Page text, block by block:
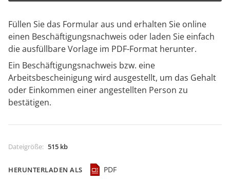
Füllen Sie das Formular aus und erhalten Sie online
einen Beschäftigungsnachweis oder laden Sie einfach
die ausfüllbare Vorlage im PDF-Format herunter.
Ein Beschäftigungsnachweis bzw. eine
Arbeitsbescheinigung wird ausgestellt, um das Gehalt
oder Einkommen einer angestellten Person zu
bestätigen.
Dateigröße: 515 kb
HERUNTERLADEN ALS PDF